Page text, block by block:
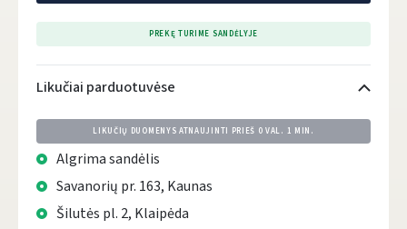
PREKĘ TURIME SANDĖLYJE
Likučiai parduotuvėse
LIKUČIŲ DUOMENYS ATNAUJINTI PRIEŠ 0 VAL. 1 MIN.
Algrima sandėlis
Savanorių pr. 163, Kaunas
Šilutės pl. 2, Klaipėda